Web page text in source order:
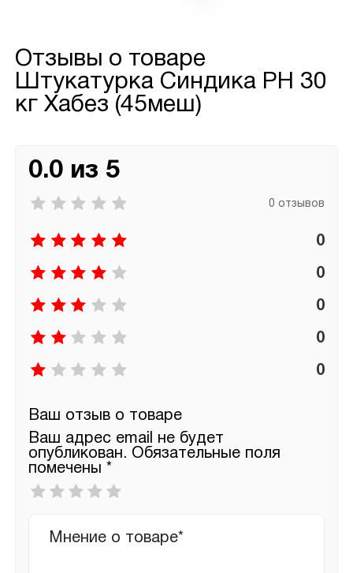
Отзывы о товаре
Штукатурка Синдика РН 30
кг Хабез (45меш)
0.0 из 5
0 отзывов
0
0
0
0
0
Ваш отзыв о товаре
Ваш адрес email не будет
опубликован. Обязательные поля
помечены *
Ваша
оценка
отзыв